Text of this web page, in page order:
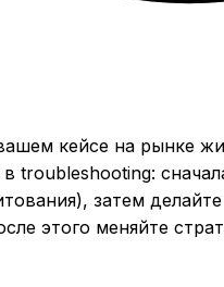
кейсе на рынке
troubleshooting:
затем
этого меняйте